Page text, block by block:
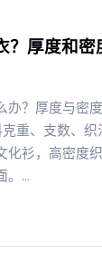
？厚度和密
办？厚度与密
重、支数、
化衫，高密度
。...